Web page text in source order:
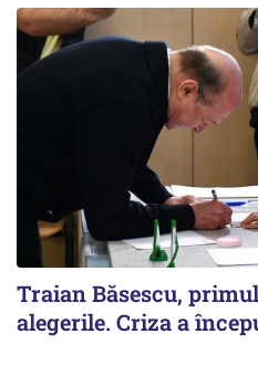
Traian Băsescu,
alegerile. Criza a